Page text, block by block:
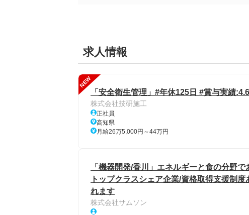
求人情報
NEW
「安全衛生管理」#年休125日 #賞与実績
株式会社技研施工
正社員
高知県
月給26万5,000円～44万円
「機器開発/香川」エネルギーと食の分野
トップクラスシェア企業/資格取得支援制
れます
株式会社サムソン